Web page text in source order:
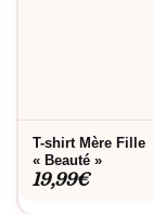
T-shirt Mère Fille
« Beauté »
19,99€